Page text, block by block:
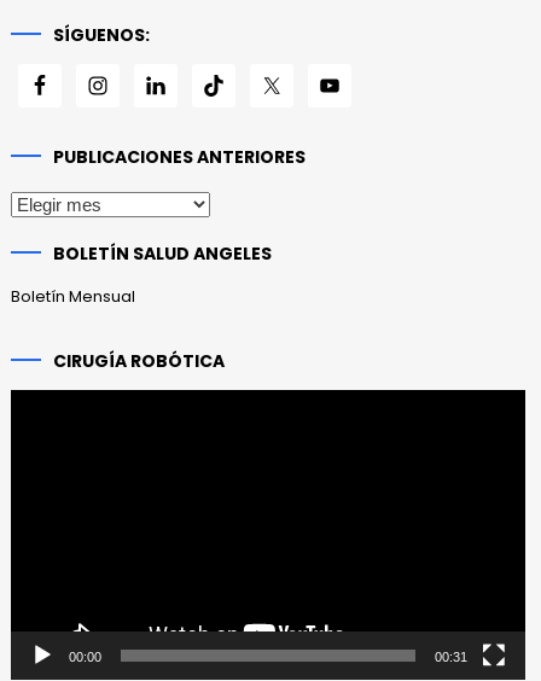
SÍGUENOS:
PUBLICACIONES ANTERIORES
Publicaciones
BOLETÍN SALUD ANGELES
Boletín Mensual
CIRUGÍA ROBÓTICA
00:00 00:31